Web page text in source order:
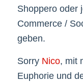
Shoppero oder
Commerce /
geben.
Sorry Nico, mit
Euphorie und